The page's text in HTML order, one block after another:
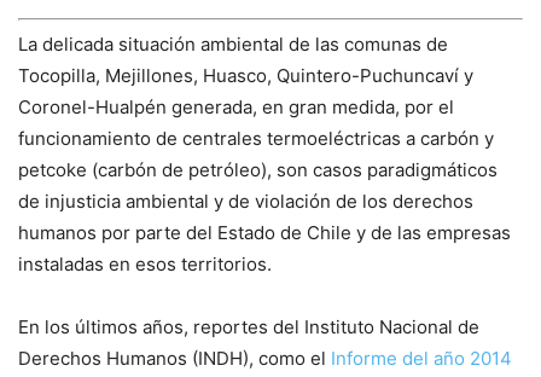
La delicada situación ambiental de las comunas de
Tocopilla, Mejillones, Huasco, Quintero-Puchuncaví y
Coronel-Hualpén generada, en gran medida, por el
funcionamiento de centrales termoeléctricas a carbón y
petcoke (carbón de petróleo), son casos paradigmáticos
de injusticia ambiental y de violación de los derechos
humanos por parte del Estado de Chile y de las empresas
instaladas en esos territorios.
En los últimos años, reportes del Instituto Nacional de
Derechos Humanos (INDH), como el Informe del año 2014